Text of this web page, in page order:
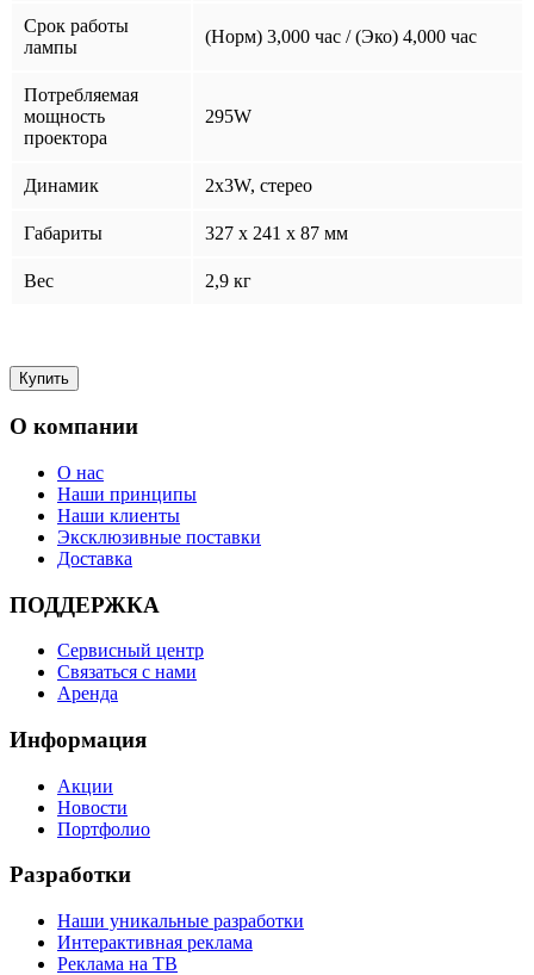
Срок работы
лампы
(Норм) 3,000 час / (Эко) 4,000 час
Потребляемая
мощность
проектора
295W
Динамик 2x3W, стерео
Габариты 327 x 241 x 87 мм
Вес 2,9 кг
О компании
О нас
Наши принципы
Наши клиенты
Эксклюзивные поставки
Доставка
ПОДДЕРЖКА
Сервисный центр
Связаться с нами
Аренда
Информация
Акции
Новости
Портфолио
Разработки
Наши уникальные разработки
Интерактивная реклама
Реклама на ТВ